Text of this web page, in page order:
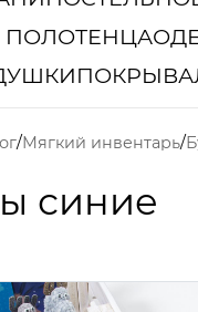
ПОЛОТЕНЦА
Мягкий инвентарь
синие